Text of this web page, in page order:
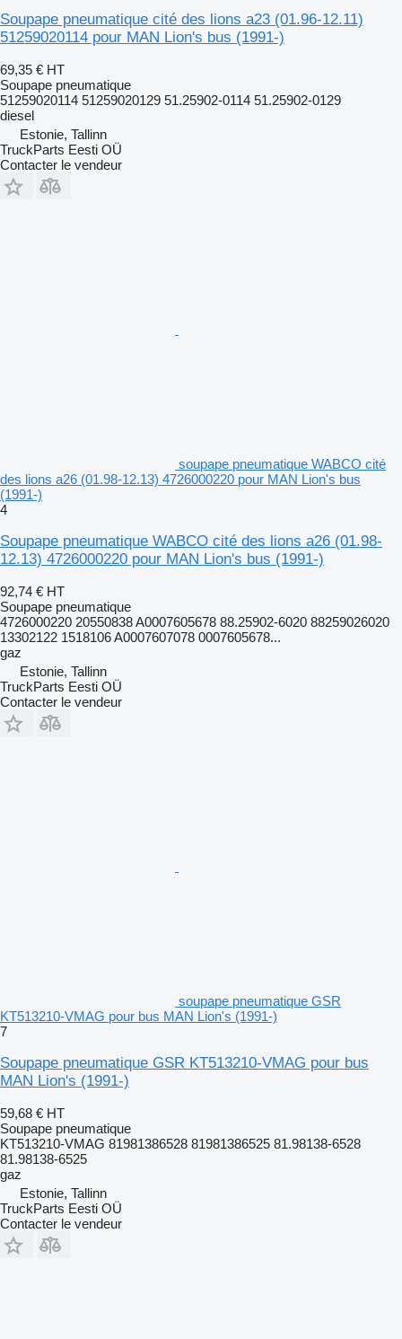
Soupape pneumatique cité des lions a23 (01.96-12.11)
51259020114 pour MAN Lion's bus (1991-)
69,35 € HT
Soupape pneumatique
51259020114 51259020129 51.25902-0114 51.25902-0129
diesel
Estonie, Tallinn
TruckParts Eesti OÜ
Contacter le vendeur
soupape pneumatique WABCO cité
des lions a26 (01.98-12.13) 4726000220 pour MAN Lion's bus
(1991-)
4
Soupape pneumatique WABCO cité des lions a26 (01.98-
12.13) 4726000220 pour MAN Lion's bus (1991-)
92,74 € HT
Soupape pneumatique
4726000220 20550838 A0007605678 88.25902-6020 88259026020
13302122 1518106 A0007607078 0007605678...
gaz
Estonie, Tallinn
TruckParts Eesti OÜ
Contacter le vendeur
soupape pneumatique GSR
KT513210-VMAG pour bus MAN Lion's (1991-)
7
Soupape pneumatique GSR KT513210-VMAG pour bus
MAN Lion's (1991-)
59,68 € HT
Soupape pneumatique
KT513210-VMAG 81981386528 81981386525 81.98138-6528
81.98138-6525
gaz
Estonie, Tallinn
TruckParts Eesti OÜ
Contacter le vendeur